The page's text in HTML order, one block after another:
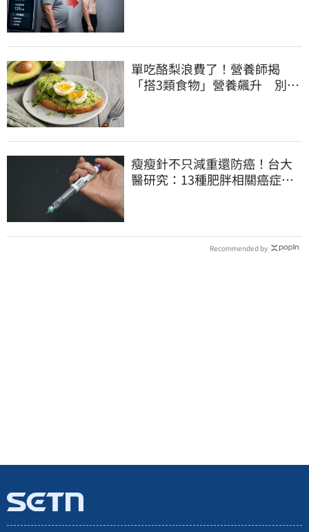
單吃酪梨浪費了！營養師揭
「搭3類食物」營養飆升 別再
瘦瘦針不只減重還防癌！台大
醫研究：13種肥胖相關癌症風
Recommended by